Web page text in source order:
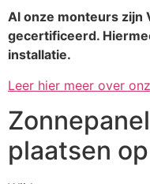
Al onze monteurs zijn
gecertificeerd.
installatie.
Leer hier meer over
plaatsen